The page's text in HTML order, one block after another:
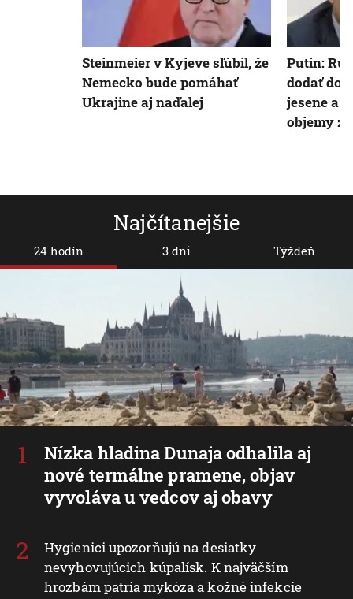
Najčítanejšie
24 hodín
Nízka hladina Dunaja odhalila aj
nové termálne pramene, objav
vyvoláva u vedcov aj obavy
Hygienici upozorňujú na desiatky
nevyhovujúcich kúpalísk. K najväčším
hrozbám patria mykóza a kožné infekcie
3 dni Týždeň
Steinmeier v Kyjeve sľúbil, že
Nemecko bude pomáhať
Ukrajine aj naďalej
Putin:
dodať do
jesene a
objemy